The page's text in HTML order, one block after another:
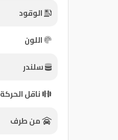
الوقود
اللون
سلندر
ناقل الحركة
من طرف